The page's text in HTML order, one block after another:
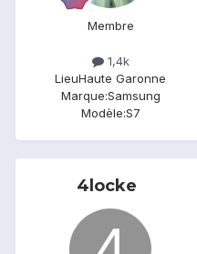
Membre
1,4k
LieuHaute Garonne
Marque:Samsung
Modèle:S7
4locke